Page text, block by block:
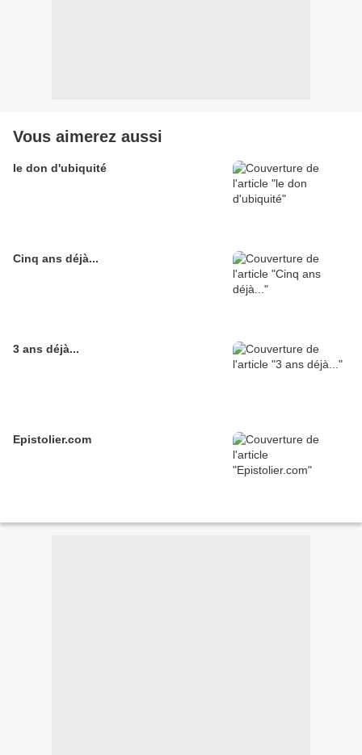
Vous aimerez aussi
le don d'ubiquité
Cinq ans déjà...
3 ans déjà...
Epistolier.com